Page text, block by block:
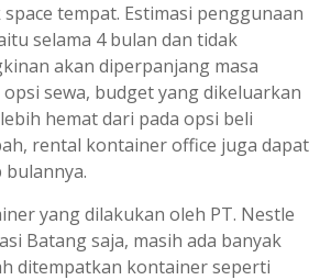
tempat. Estimasi penggunaan
selama 4 bulan dan tidak
akan diperpanjang masa
sewa, budget yang dikeluarkan
hemat dari pada opsi beli
rental kontainer office juga dapat
yang dilakukan oleh PT. Nestle
Batang saja, masih ada banyak
ditempatkan kontainer seperti